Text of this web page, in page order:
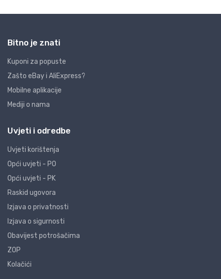
Bitno je znati
Kuponi za popuste
Zašto eBay i AliExpress?
Mobilne aplikacije
Mediji o nama
Uvjeti i odredbe
Uvjeti korištenja
Opći uvjeti - PO
Opći uvjeti - PK
Raskid ugovora
Izjava o privatnosti
Izjava o sigurnosti
Obavijest potrošačima
ZOP
Kolačići